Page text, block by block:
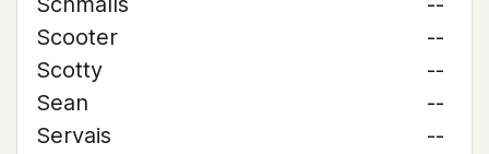
Scooter
--
Scotty
--
Sean
--
Servais
--